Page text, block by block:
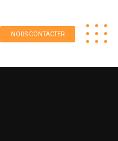
NOUS CONTACTER